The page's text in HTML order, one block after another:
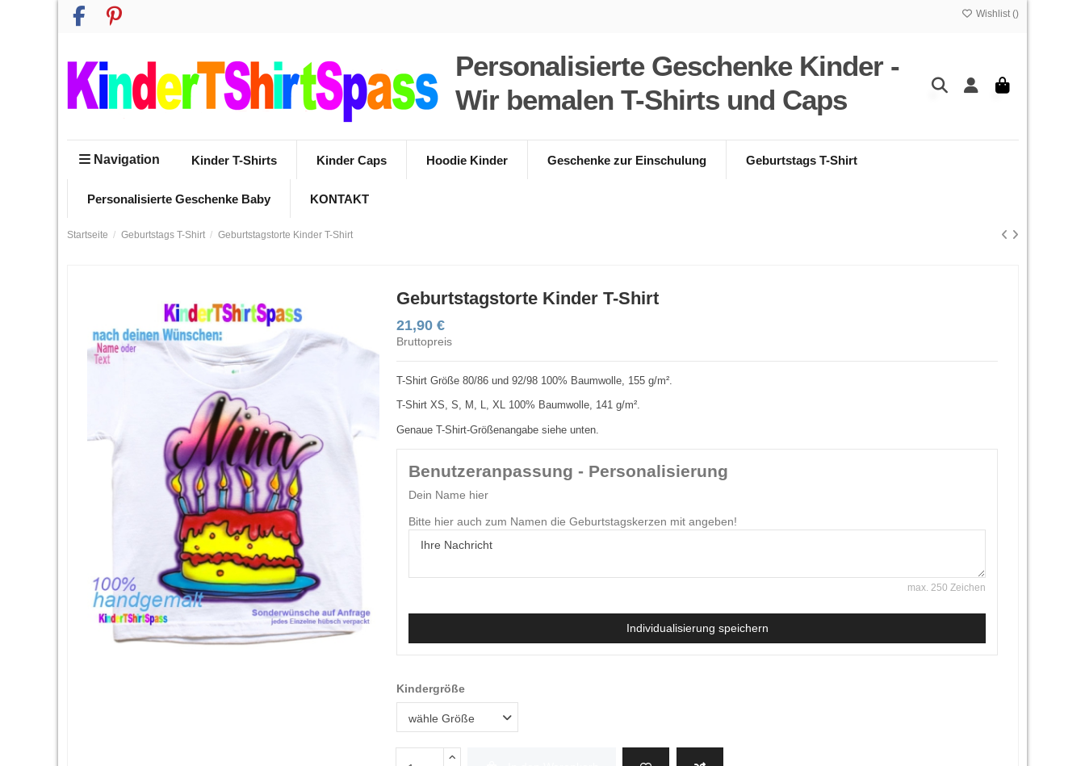
Wishlist ()
Personalisierte Geschenke Kinder -
Wir bemalen T-Shirts und Caps
Navigation Kinder T-Shirts Kinder Caps Hoodie Kinder Geschenke zur Einschulung Geburtstags T-Shirt
Personalisierte Geschenke Baby KONTAKT
Startseite Geburtstags T-Shirt Geburtstagstorte Kinder T-Shirt
Geburtstagstorte Kinder T-Shirt
21,90 €
Bruttopreis
T-Shirt Größe 80/86 und 92/98 100% Baumwolle, 155 g/m².
T-Shirt XS, S, M, L, XL 100% Baumwolle, 141 g/m².
Genaue T-Shirt-Größenangabe siehe unten.
Benutzeranpassung - Personalisierung
Dein Name hier
Bitte hier auch zum Namen die Geburtstagskerzen mit angeben!
max. 250 Zeichen
Individualisierung speichern
Kindergröße